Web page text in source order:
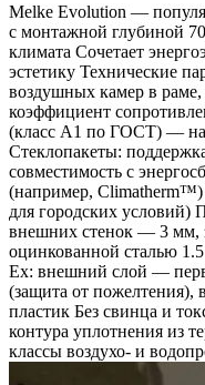
Melke Evolution —
с монтажной глубиной
климата Сочетает
эстетику Технические
воздушных камер в раме,
коэффициент
(класс А1 по ГОСТ) — на
Стеклопакеты:
совместимость с
(например, Climatherm™)
для городских условий)
внешних стенок — 3 мм,
оцинкованной сталью
Ex: внешний слой —
(защита от
пластик Без свинца и
контура уплотнения из
классы воздухо- и